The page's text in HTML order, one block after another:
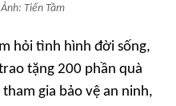
Tiến Tầm
hỏi tình hình đời sống,
tặng 200 phần quà
gia bảo vệ an ninh,